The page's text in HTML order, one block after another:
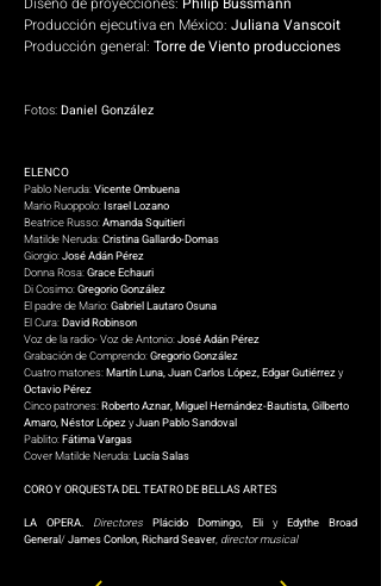
Producción ejecutiva en México: Juliana Vanscoit
Producción general: Torre de Viento producciones
Fotos: Daniel González
ELENCO
Pablo Neruda:Vicente Ombuena
Mario Ruoppolo:Israel Lozano
Beatrice Russo:Amanda Squitieri
Matilde Neruda:Cristina Gallardo-Domas
Giorgio:José Adán Pérez
Donna Rosa:Grace Echauri
Di Cosimo:Gregorio González
El padre de Mario:Gabriel Lautaro Osuna
El Cura:David Robinson
Voz de la radio- Voz de Antonio:José Adán Pérez
Grabación de Comprendo:Gregorio González
Cuatro matones:Martín Luna, Juan Carlos López, Edgar Gutiérrezy
Octavio Pérez
Cinco patrones:Roberto Aznar, Miguel Hernández-Bautista, Gilberto
Amaro, Néstor LópezyJuan Pablo Sandoval
Pablito:Fátima Vargas
Cover Matilde Neruda:Lucía Salas
CORO Y ORQUESTA DEL TEATRO DE BELLAS ARTES
LA OPERA.
Directores Plácido Domingo, Eli yEdythe Broad
General/James Conlon, Richard Seaver, director musical